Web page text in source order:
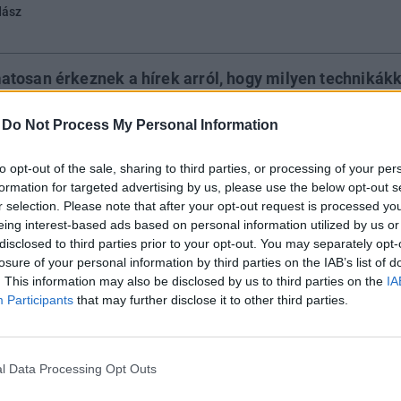
Do Not Process My Personal Information
opt-out of the sale, sharing to third parties, or processing of your
for targeted advertising by us, please use the below opt-out
selection. Please note that after your opt-out request is processed
interest-based ads based on personal information utilized by us
to third parties prior to your opt-out. You may separately
of your personal information by third parties on the IAB’s list of
This information may also be disclosed by us to third parties on the
Participants that may further disclose it to other third parties.
Data Processing Opt Outs
érkeznek a hírek arról, hogy milyen
hogy ez a vagyon eleve súlyos jegybanki
határozta meg történetük kezdete. A
ugyanis a Fidesz által kreált
szóló törvényt kijátszva, és a maga által készített
ben 245 milliárd forintot kreatív könyveléssel
Ezt az összeget – az akkor és a ma is érvényes
csökkentésére kellett volna fordítani. Csak a
miniszter (a jelenlegi jegybankelnök, Varga Mihály)
hogy az összeget mégsem adósságcsökkentésre,
létre az MNB-alapítványok körüli visszaélések